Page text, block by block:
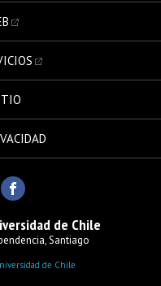
de Chile
Santiago
de Chile